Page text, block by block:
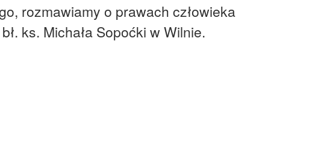
rozmawiamy o prawach człowieka
ks. Michała Sopoćki w Wilnie.